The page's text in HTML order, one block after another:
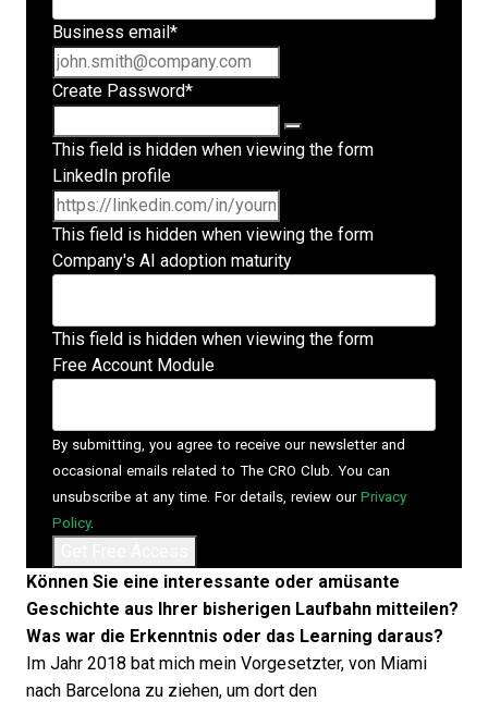
Business email *
Create Password*
This field is hidden when viewing the form
LinkedIn profile
This field is hidden when viewing the form
Company's AI adoption maturity
This field is hidden when viewing the form
Free Account Module
By submitting, you agree to receive our newsletter and
occasional emails related to The CRO Club. You can
unsubscribe at any time. For details, review our Privacy
Policy.
Können Sie eine interessante oder amüsante
Geschichte aus Ihrer bisherigen Laufbahn mitteilen?
Was war die Erkenntnis oder das Learning daraus?
Im Jahr 2018 bat mich mein Vorgesetzter, von Miami
nach Barcelona zu ziehen, um dort den